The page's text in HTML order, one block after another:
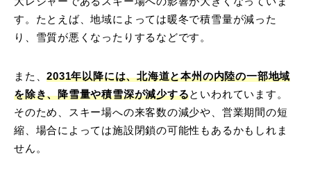
す。たとえば、地域によっては暖冬で積雪量が減った
り、雪質が悪くなったりするなどです。
また、2031年以降には、北海道と本州の内陸の一部地域
を除き、降雪量や積雪深が減少するといわれています。
そのため、スキー場への来客数の減少や、営業期間の短
縮、場合によっては施設閉鎖の可能性もあるかもしれま
せん。